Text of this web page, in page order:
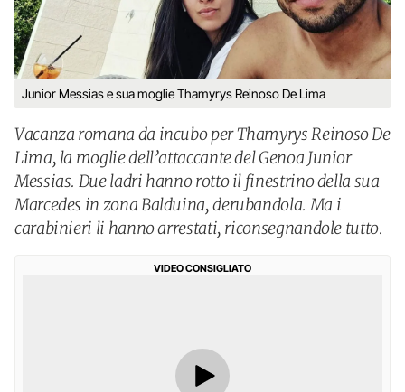
Junior Messias e sua moglie Thamyrys Reinoso De Lima
Vacanza romana da incubo per Thamyrys Reinoso De
Lima, la moglie dell’attaccante del Genoa Junior
Messias. Due ladri hanno rotto il finestrino della sua
Marcedes in zona Balduina, derubandola. Ma i
carabinieri li hanno arrestati, riconsegnandole tutto.
VIDEO CONSIGLIATO